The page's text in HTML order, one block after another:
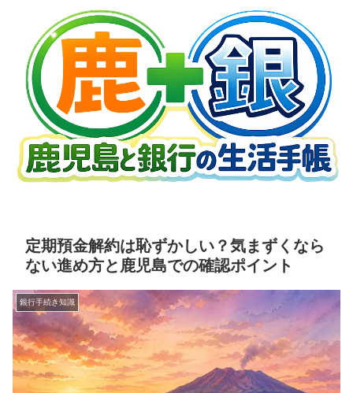
定期預金解約は恥ずかしい？気まずくなら
ない進め方と鹿児島での確認ポイント
銀行手続き知識